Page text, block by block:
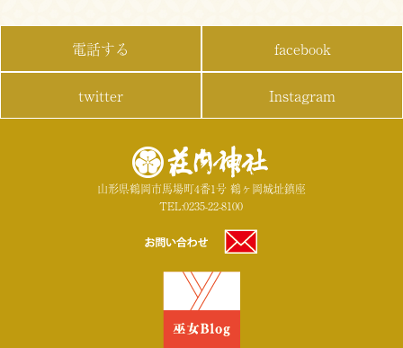
電話する facebook
twitter Instagram
山形県鶴岡市馬場町4番1号 鶴ヶ岡城址鎮座
TEL:0235-22-8100